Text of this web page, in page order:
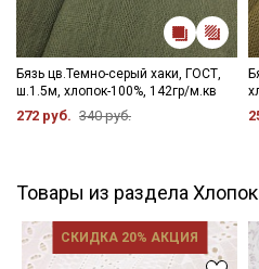
Бязь цв.Темно-серый хаки, ГОСТ,
ш.1.5м, хлопок-100%, 142гр/м.кв
272 руб. 340 руб.
Товары из раздела Хлопок
СКИДКА 20% АКЦИЯ